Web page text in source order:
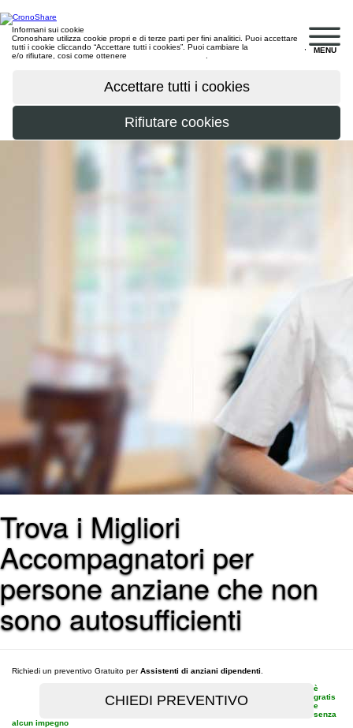
MENU
Informani sui cookie
Cronoshare utilizza cookie propri e di terze parti per fini analitici. Puoi accettare
tutti i cookie cliccando “Accettare tutti i cookies”. Puoi cambiare la
e/o rifiutare, cosi come ottenere
Trova i Migliori
Accompagnatori per
persone anziane che non
sono autosufficienti
Richiedi un preventivo Gratuito perAssistenti di anziani dipendenti
è
gratis
e
senza
alcun impegno